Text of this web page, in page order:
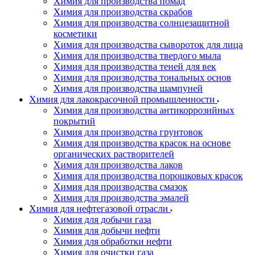
Химия для производства скрабов
Химия для производства солнцезащитной
косметики
Химия для производства сывороток для лица
Химия для производства твердого мыла
Химия для производства теней для век
Химия для производства тональных основ
Химия для производства шампуней
Химия для лакокрасочной промышленности
Химия для производства антикоррозийных
покрытий
Химия для производства грунтовок
Химия для производства красок на основе
органических растворителей
Химия для производства лаков
Химия для производства порошковых красок
Химия для производства смазок
Химия для производства эмалей
Химия для нефтегазовой отрасли
Химия для добычи газа
Химия для добычи нефти
Химия для обработки нефти
Химия для очистки газа